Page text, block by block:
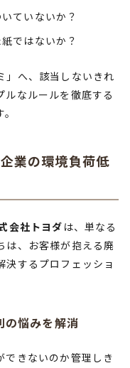
ていないか？
ではないか？
」へ、該当しないきれ
ルなルールを徹底する
業の環境負荷低
会社トヨダ は、単なる
は、お客様が抱える廃
決するプロフェッショ
の悩みを解消
できないのか管理しき